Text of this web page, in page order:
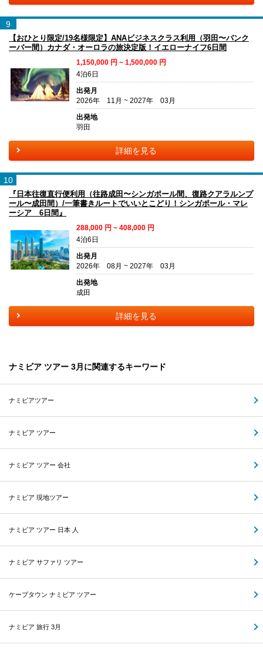
9
【おひとり限定/19名様限定】ANAビジネスクラス利用（羽田〜バンク
ーバー間）カナダ・オーロラの旅決定版！イエローナイフ6日間
1,150,000 円 ~ 1,500,000 円
4泊6日
出発月
2026年 11月 ~ 2027年 03月
出発地
羽田
詳細を見る
10
『日本往復直行便利用（往路成田〜シンガポール間、復路クアラルンプ
ール〜成田間）/一筆書きルートでいいとこどり！シンガポール・マレ
ーシア 6日間』
288,000 円 ~ 408,000 円
4泊6日
出発月
2026年 08月 ~ 2027年 03月
出発地
成田
詳細を見る
ナミビア ツアー 3月に関連するキーワード
ナミビアツアー
ナミビア ツアー
ナミビア ツアー 会社
ナミビア 現地ツアー
ナミビア ツアー 日本 人
ナミビア サファリ ツアー
ケープタウン ナミビア ツアー
ナミビア 旅行 3月